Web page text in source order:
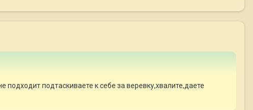
подходит подтаскиваете к себе за веревку,хвалите,даете